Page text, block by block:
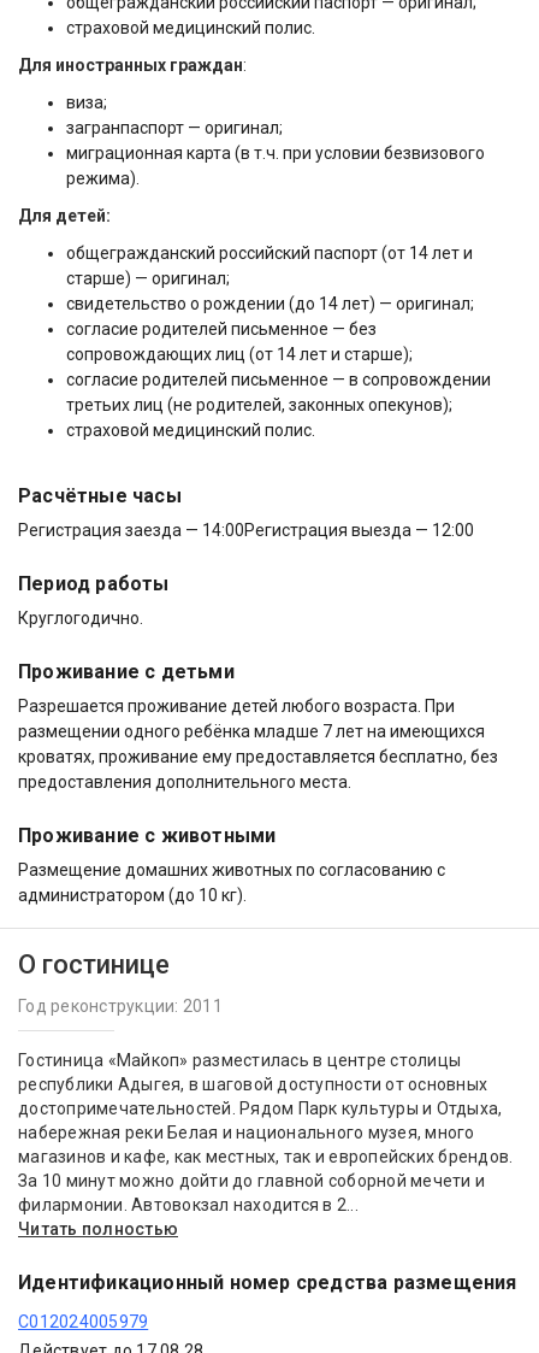
страховой медицинский полис.
Для иностранных граждан:
виза;
загранпаспорт — оригинал;
миграционная карта (в т.ч. при условии безвизового
режима).
Для детей:
общегражданский российский паспорт (от 14 лет и
старше) — оригинал;
свидетельство о рождении (до 14 лет) — оригинал;
согласие родителей письменное — без
сопровождающих лиц (от 14 лет и старше);
согласие родителей письменное — в сопровождении
третьих лиц (не родителей, законных опекунов);
страховой медицинский полис.
Расчётные часы
Регистрация заезда — 14:00Регистрация выезда — 12:00
Период работы
Круглогодично.
Проживание с детьми
Разрешается проживание детей любого возраста. При
размещении одного ребёнка младше 7 лет на имеющихся
кроватях, проживание ему предоставляется бесплатно, без
предоставления дополнительного места.
Проживание с животными
Размещение домашних животных по согласованию с
администратором (до 10 кг).
О гостинице
Год реконструкции: 2011
Гостиница «Майкоп» разместилась в центре столицы
республики Адыгея, в шаговой доступности от основных
достопримечательностей. Рядом Парк культуры и Отдыха,
набережная реки Белая и национального музея, много
магазинов и кафе, как местных, так и европейских брендов.
За 10 минут можно дойти до главной соборной мечети и
филармонии. Автовокзал находится в 2...
Читать полностью
Идентификационный номер средства размещения
С012024005979